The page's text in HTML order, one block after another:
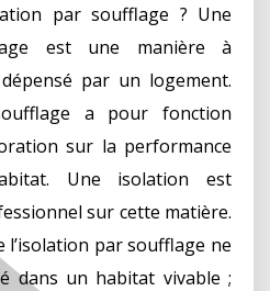
par soufflage ? Une
est une manière à
par un logement.
a pour fonction
sur la performance
Une isolation est
sur cette matière.
l’isolation par soufflage ne
dans un habitat vivable ;